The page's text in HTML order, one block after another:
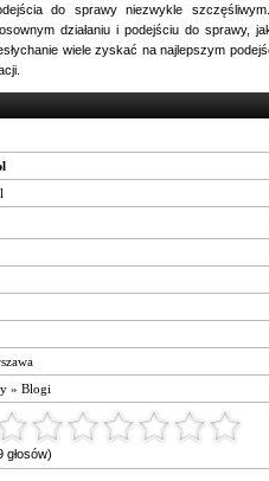
do sprawy niezwykle
działaniu i podejściu do sprawy,
wiele zyskać na najlepszym
» Blogi
głosów)